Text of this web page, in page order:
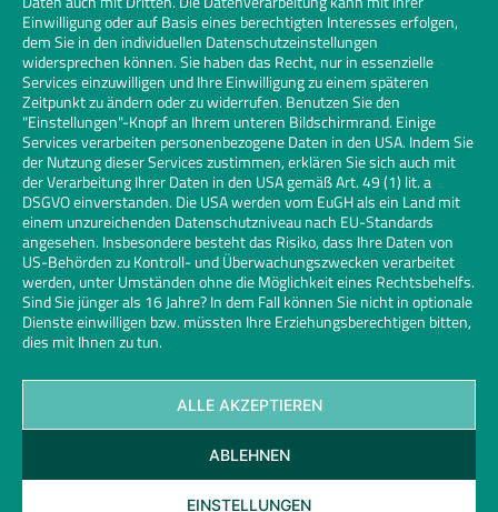
Einwilligung oder auf Basis eines berechtigten Interesses erfolgen,
dem Sie in den individuellen Datenschutzeinstellungen
widersprechen können. Sie haben das Recht, nur in essenzielle
Services einzuwilligen und Ihre Einwilligung zu einem späteren
Zeitpunkt zu ändern oder zu widerrufen. Benutzen Sie den
"Einstellungen"-Knopf an Ihrem unteren Bildschirmrand. Einige
Services verarbeiten personenbezogene Daten in den USA. Indem Sie
der Nutzung dieser Services zustimmen, erklären Sie sich auch mit
der Verarbeitung Ihrer Daten in den USA gemäß Art. 49 (1) lit. a
DSGVO einverstanden. Die USA werden vom EuGH als ein Land mit
einem unzureichenden Datenschutzniveau nach EU-Standards
angesehen. Insbesondere besteht das Risiko, dass Ihre Daten von
US-Behörden zu Kontroll- und Überwachungszwecken verarbeitet
werden, unter Umständen ohne die Möglichkeit eines Rechtsbehelfs.
Sind Sie jünger als 16 Jahre? In dem Fall können Sie nicht in optionale
Dienste einwilligen bzw. müssten Ihre Erziehungsberechtigen bitten,
dies mit Ihnen zu tun.
ALLE AKZEPTIEREN
ABLEHNEN
EINSTELLUNGEN
Kontakt Datenschutz Impressum
Cookies
Glaserhandwerk | Links
© 2026 Bundesinnungsverband des Glaserhandwerks | Design und